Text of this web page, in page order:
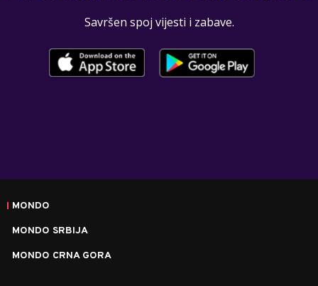
Savršen spoj vijesti i zabave.
MONDO
MONDO SRBIJA
MONDO CRNA GORA